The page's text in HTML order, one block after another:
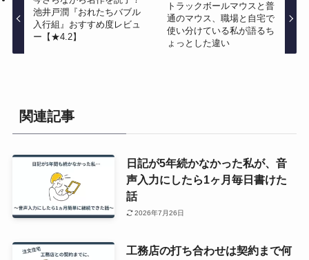
池井戸潤『おれたちバブル
入行組』おすすめ度レビュ
ー【★4.2】
トラックボールマウスと普
通のマウス、職場と自宅で
使い分けている私が語るち
ょっとした違い
関連記事
日記が5年続かなかった私が、音
声入力にしたら1ヶ月毎日書けた
話
2026年7月26日
工務店の打ち合わせは契約まで何